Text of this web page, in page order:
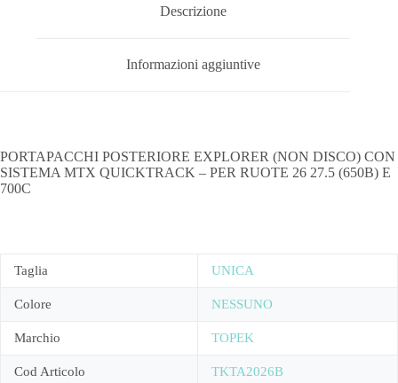
Descrizione
Informazioni aggiuntive
PORTAPACCHI POSTERIORE EXPLORER (NON DISCO) CON
SISTEMA MTX QUICKTRACK – PER RUOTE 26 27.5 (650B) E
700C
Taglia UNICA
Colore NESSUNO
Marchio TOPEK
Cod Articolo TKTA2026B